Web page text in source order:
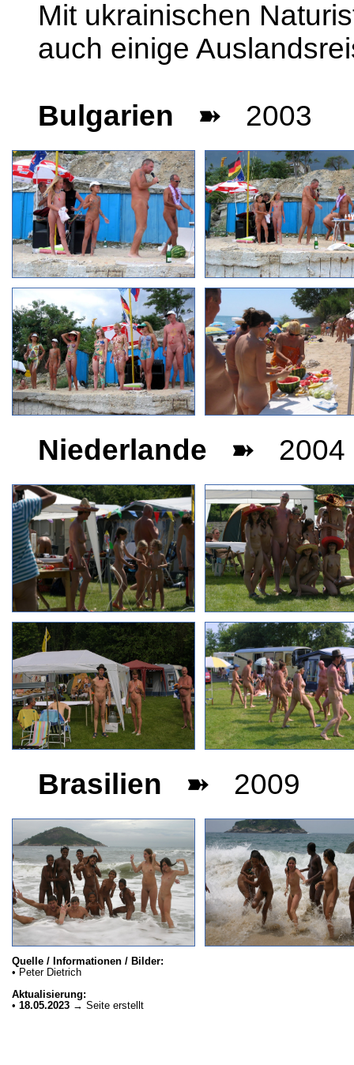
Mit ukrainischen
auch einige
Bulgarien ➽ 2003
Niederlande ➽ 2004
Brasilien ➽ 2009
Quelle / Informationen / Bilder:
• Peter Dietrich
Aktualisierung:
• 18.05.2023 → Seite erstellt